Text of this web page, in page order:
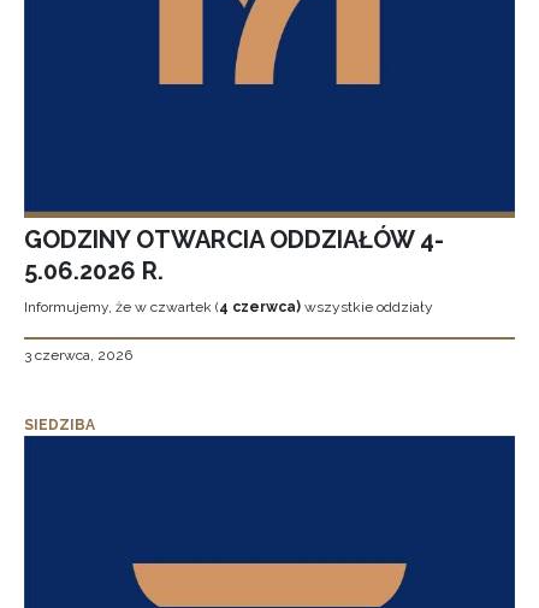
GODZINY OTWARCIA ODDZIAŁÓW 4-
5.06.2026 R.
Informujemy, że w czwartek (4 czerwca) wszystkie oddziały
3 czerwca, 2026
SIEDZIBA